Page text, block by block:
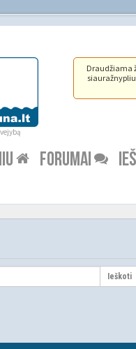
Draudžiama
FORUMAI
Ieškoti